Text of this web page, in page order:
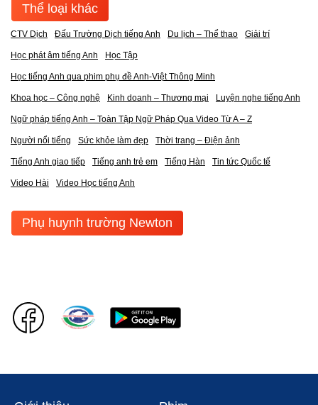
Thể loại khác
CTV Dịch Đấu Trường Dịch tiếng Anh Du lịch – Thể thao Giải trí
Học phát âm tiếng Anh Học Tập
Học tiếng Anh qua phim phụ đề Anh-Việt Thông Minh
Khoa học – Công nghệ Kinh doanh – Thương mại Luyện nghe tiếng Anh
Ngữ pháp tiếng Anh – Toàn Tập Ngữ Pháp Qua Video Từ A – Z
Người nổi tiếng Sức khỏe làm đẹp Thời trang – Điện ảnh
Tiếng Anh giao tiếp Tiếng anh trẻ em Tiếng Hàn Tin tức Quốc tế
Video Hài Video Học tiếng Anh
Phụ huynh trường Newton